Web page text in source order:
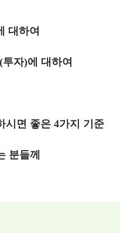
대하여
자)에 대하여
시면 좋은 4가지 기준
분들께